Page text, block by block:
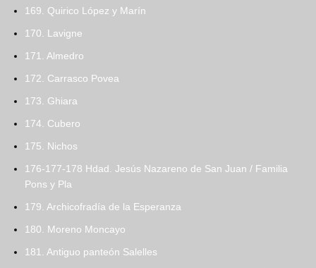
169. Quirico López y Marín
170. Lavigne
171. Almedro
172. Carrasco Povea
173. Ghiara
174. Cubero
175. Nichos
176-177-178 Hdad. Jesús Nazareno de San Juan / Familia
Pons y Pla
179. Archicofradía de la Esperanza
180. Moreno Moncayo
181. Antiguo panteón Salelles